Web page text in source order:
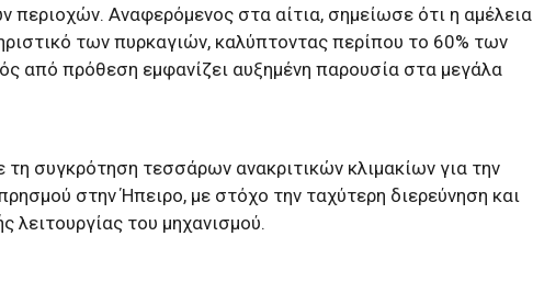
περιοχών. Αναφερόμενος στα αίτια, σημείωσε ότι η αμέλεια
των πυρκαγιών, καλύπτοντας περίπου το 60% των
από πρόθεση εμφανίζει αυξημένη παρουσία στα μεγάλα
συγκρότηση τεσσάρων ανακριτικών κλιμακίων για την
στην Ήπειρο, με στόχο την ταχύτερη διερεύνηση και
λειτουργίας του μηχανισμού.